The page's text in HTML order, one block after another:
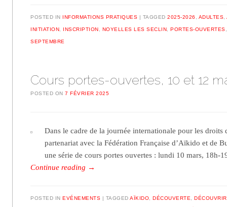
POSTED IN INFORMATIONS PRATIQUES TAGGED2025-2026 ADULTES ,
INITIATION INSCRIPTION NOYELLES LES SECLIN ,PORTES-OUVERTES
SEPTEMBRE
Cours portes-ouvertes, 10 et 12
POSTED ON7 FÉVRIER 2025
Dans le cadre de la journée internationale pour les droits
partenariat avec la Fédération Française d’Aïkido et de
une série de cours portes ouvertes : lundi 10 mars, 18h-
Continue reading →
POSTED INEVÉNEMENTS TAGGEDAÏKIDO ,DÉCOUVERTE ,DÉCOUVRIR